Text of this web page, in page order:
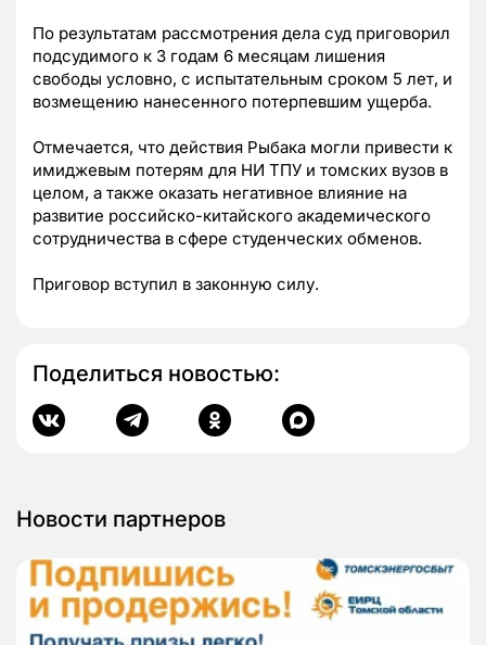
По результатам рассмотрения дела суд приговорил
подсудимого к 3 годам 6 месяцам лишения
свободы условно, с испытательным сроком 5 лет, и
возмещению нанесенного потерпевшим ущерба.
Отмечается, что действия Рыбака могли привести к
имиджевым потерям для НИ ТПУ и томских вузов в
целом, а также оказать негативное влияние на
развитие российско-китайского академического
сотрудничества в сфере студенческих обменов.
Приговор вступил в законную силу.
Поделиться новостью:
Новости партнеров